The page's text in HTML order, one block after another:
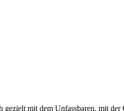
mit dem Unfassbaren, mit